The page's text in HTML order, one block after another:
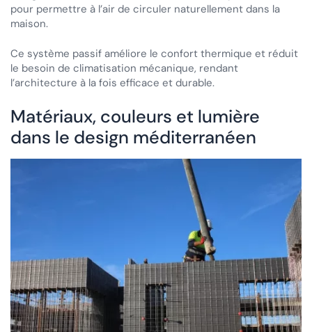
pour permettre à l’air de circuler naturellement dans la
maison.
Ce système passif améliore le confort thermique et réduit
le besoin de climatisation mécanique, rendant
l’architecture à la fois efficace et durable.
Matériaux, couleurs et lumière
dans le design méditerranéen